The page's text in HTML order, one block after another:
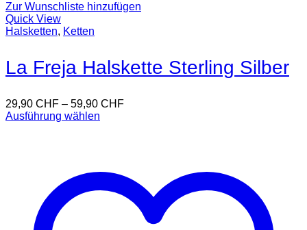
Zur Wunschliste hinzufügen
Quick View
Halsketten, Ketten
La Freja Halskette Sterling Silber
29,90 CHF – 59,90 CHF
Ausführung wählen